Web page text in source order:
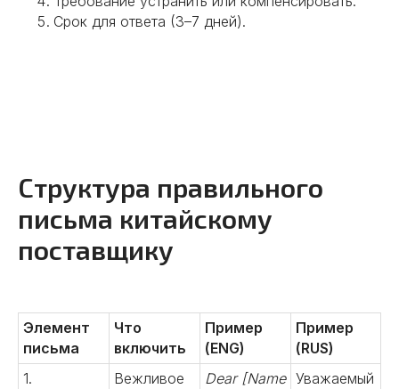
Срок для ответа (3–7 дней).
Структура правильного
письма китайскому
поставщику
Элемент
письма
Что
включить
Пример
(ENG)
Пример
(RUS)
1.
Вежливое
Dear [Name Уважаемый